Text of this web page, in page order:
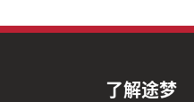
了解途梦